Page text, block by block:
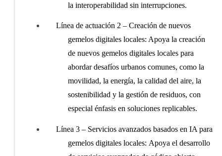
la interoperabilidad sin interrupciones.
Línea de actuación 2 – Creación de nuevos
gemelos digitales locales: Apoya la creación
de nuevos gemelos digitales locales para
abordar desafíos urbanos comunes, como la
movilidad, la energía, la calidad del aire, la
sostenibilidad y la gestión de residuos, con
especial énfasis en soluciones replicables.
Línea 3 – Servicios avanzados basados en IA para
gemelos digitales locales: Apoya el desarrollo